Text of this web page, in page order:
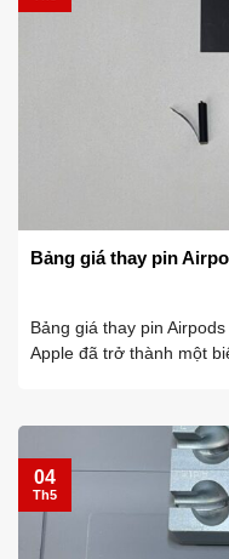
Bảng giá thay pin
Bảng giá thay pin
Apple đã trở thành một
04
Th5